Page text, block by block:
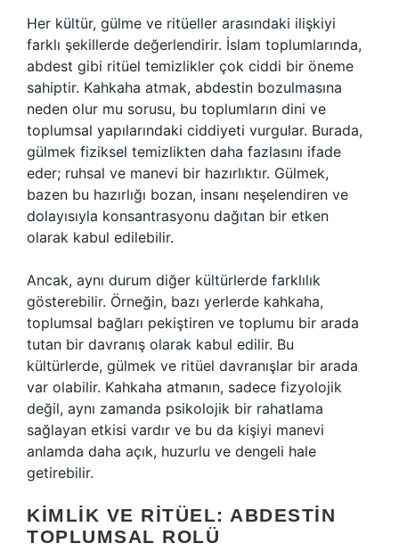
Her kültür, gülme ve ritüeller arasındaki ilişkiyi
farklı şekillerde değerlendirir. İslam toplumlarında,
abdest gibi ritüel temizlikler çok ciddi bir öneme
sahiptir. Kahkaha atmak, abdestin bozulmasına
neden olur mu sorusu, bu toplumların dini ve
toplumsal yapılarındaki ciddiyeti vurgular. Burada,
gülmek fiziksel temizlikten daha fazlasını ifade
eder; ruhsal ve manevi bir hazırlıktır. Gülmek,
bazen bu hazırlığı bozan, insanı neşelendiren ve
dolayısıyla konsantrasyonu dağıtan bir etken
olarak kabul edilebilir.
Ancak, aynı durum diğer kültürlerde farklılık
gösterebilir. Örneğin, bazı yerlerde kahkaha,
toplumsal bağları pekiştiren ve toplumu bir arada
tutan bir davranış olarak kabul edilir. Bu
kültürlerde, gülmek ve ritüel davranışlar bir arada
var olabilir. Kahkaha atmanın, sadece fizyolojik
değil, aynı zamanda psikolojik bir rahatlama
sağlayan etkisi vardır ve bu da kişiyi manevi
anlamda daha açık, huzurlu ve dengeli hale
getirebilir.
KIMLIK VE RITÜEL: ABDESTIN
TOPLUMSAL ROLÜ